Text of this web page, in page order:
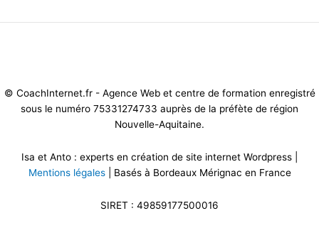
© CoachInternet.fr - Agence Web et centre de formation enregistré
sous le numéro 75331274733 auprès de la préfète de région
Nouvelle-Aquitaine.
Isa et Anto : experts en création de site internet Wordpress |
Mentions légales| Basés à Bordeaux Mérignac en France
SIRET : 49859177500016